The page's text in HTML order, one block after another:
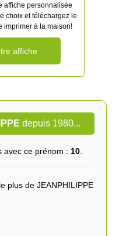
affiche personnalisée
choix et téléchargez le
imprimer à la maison!
affiche
depuis 1980...
avec ce prénom : 10.
plus de JEANPHILIPPE